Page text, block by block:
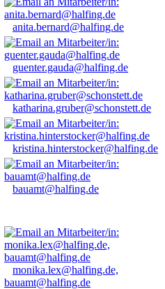
anita.bernard@halfing.de
guenter.gauda@halfing.de
katharina.gruber@schonstett.de
kristina.hinterstocker@halfing.de
bauamt@halfing.de
monika.lex@halfing.de,
bauamt@halfing.de